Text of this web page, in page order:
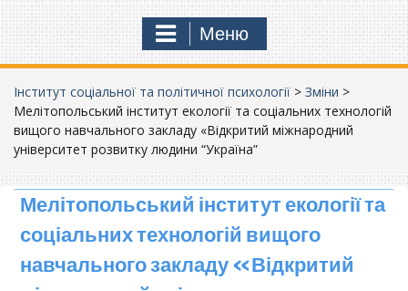
Меню
Інститут соціальної та політичної психології > Зміни >
Мелітопольський інститут екології та соціальних технологій
вищого навчального закладу «Відкритий міжнародний
університет розвитку людини “Україна”
Мелітопольський інститут екології та
соціальних технологій вищого
навчального закладу «Відкритий